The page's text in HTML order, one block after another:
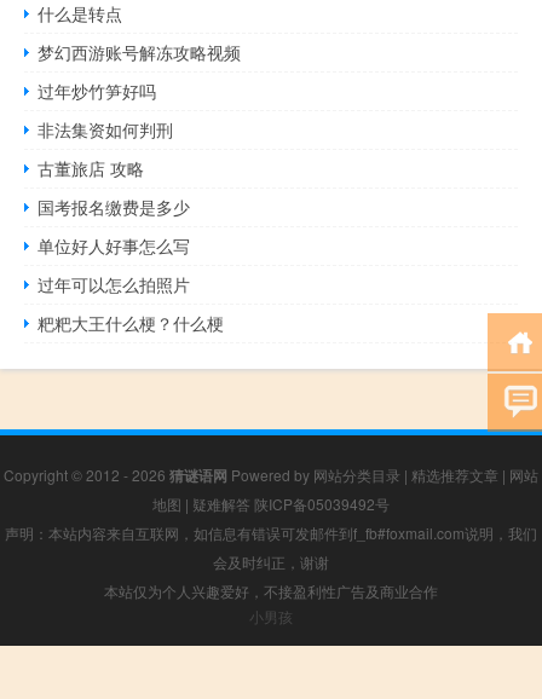
什么是转点
梦幻西游账号解冻攻略视频
过年炒竹笋好吗
非法集资如何判刑
古董旅店 攻略
国考报名缴费是多少
单位好人好事怎么写
过年可以怎么拍照片
粑粑大王什么梗？什么梗
Copyright © 2012 - 2026 猜谜语网 Powered by 网站分类目录 | 精选推荐文章 | 网站
地图 | 疑难解答 陕ICP备05039492号
声明：本站内容来自互联网，如信息有错误可发邮件到f_fb#foxmail.com说明，我们
会及时纠正，谢谢
本站仅为个人兴趣爱好，不接盈利性广告及商业合作
小男孩